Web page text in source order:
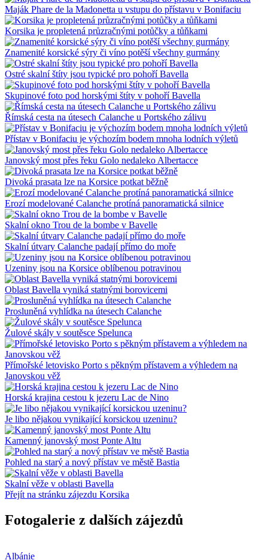
Maják Phare de la Madonetta u vstupu do přístavu v Bonifaciu
Korsika je propletená průzračnými potůčky a tůňkami
Znamenité korsické sýry či víno potěší všechny gurmány
Ostré skalní štíty jsou typické pro pohoří Bavella
Skupinové foto pod horskými štíty v pohoří Bavella
Římská cesta na útesech Calanche u Portského zálivu
Přístav v Bonifaciu je výchozím bodem mnoha lodních výletů
Janovský most přes řeku Golo nedaleko Albertacce
Divoká prasata lze na Korsice potkat běžně
Erozí modelované Calanche protíná panoramatická silnice
Skalní okno Trou de la bombe v Bavelle
Skalní útvary Calanche padají přímo do moře
Uzeniny jsou na Korsice oblíbenou potravinou
Oblast Bavella vyniká statnými borovicemi
Prosluněná vyhlídka na útesech Calanche
Žulové skály v soutěsce Spelunca
Přímořské letovisko Porto s pěkným přístavem a výhledem na
Janovskou věž
Horská krajina cestou k jezeru Lac de Nino
Je libo nějakou vynikající korsickou uzeninu?
Kamenný janovský most Ponte Altu
Pohled na starý a nový přístav ve městě Bastia
Skalní věže v oblasti Bavella
Přejít na stránku zájezdu Korsika
Fotogalerie z dalších zájezdů
Albánie